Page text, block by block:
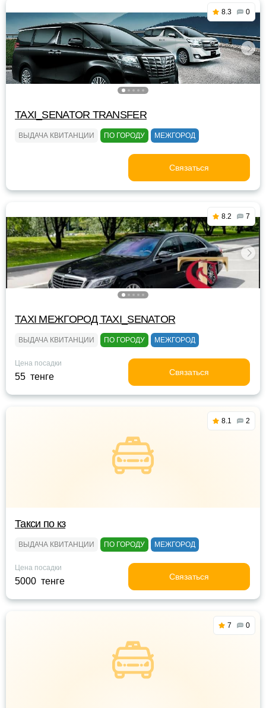
8.3 0
TAXI_SENATOR TRANSFER
ВЫДАЧА КВИТАНЦИИ ПО ГОРОДУ МЕЖГОРОД
Связаться
8.2 7
TAXI МЕЖГОРОД TAXI_SENATOR
ВЫДАЧА КВИТАНЦИИ ПО ГОРОДУ МЕЖГОРОД
Цена посадки
55 тенге Связаться
8.1 2
Такси по кз
ВЫДАЧА КВИТАНЦИИ ПО ГОРОДУ МЕЖГОРОД
Цена посадки
5000 тенге Связаться
7 0